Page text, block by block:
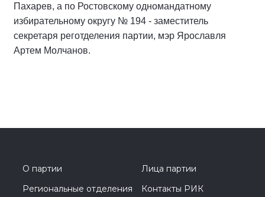
Пахарев, а по Ростовскому одномандатному
избирательному округу № 194 - заместитель
секретаря реготделения партии, мэр Ярославля
Артем Молчанов.
О партии
Лица партии
Региональные отделения
Контакты РИК